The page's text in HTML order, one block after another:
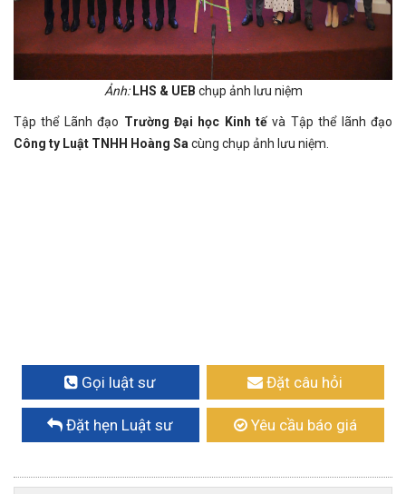
Ảnh: LHS & UEB chụp ảnh lưu niệm
Tập thể Lãnh đạo Trường Đại học Kinh tế và Tập thể lãnh đạo
Công ty Luật TNHH Hoàng Sa cùng chụp ảnh lưu niệm.
Gọi luật sư Đặt câu hỏi
Đặt hẹn Luật sư Yêu cầu báo giá